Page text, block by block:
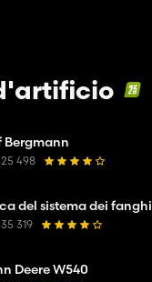
Bergmann
498
del sistema dei fanghi
319
Deere W540